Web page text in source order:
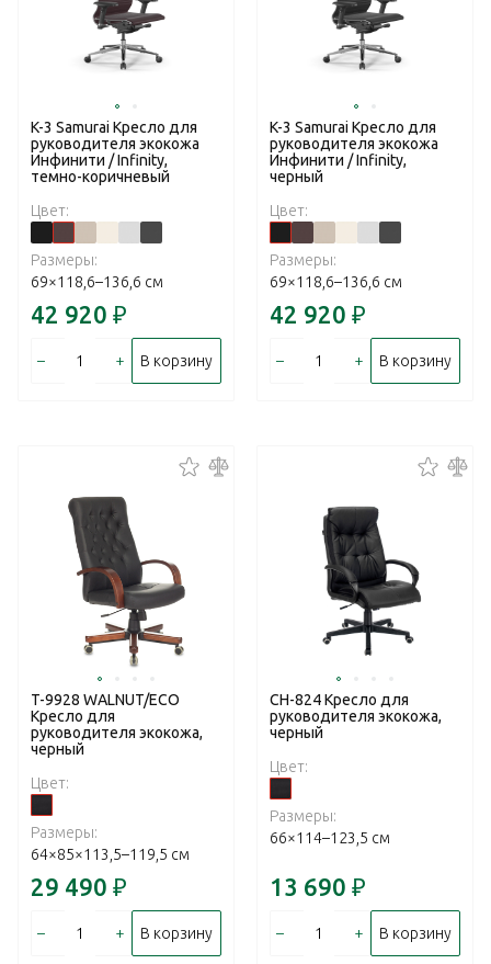
K-3 Samurai Кресло для
руководителя экокожа
Инфинити / Infinity,
темно-коричневый
Цвет:
Размеры:
69×118,6–136,6 см
42 920 ₽
– + В корзину
K-3 Samurai Кресло для
руководителя экокожа
Инфинити / Infinity,
черный
Цвет:
Размеры:
69×118,6–136,6 см
42 920 ₽
– + В корзину
T-9928 WALNUT/ECO
Кресло для
руководителя экокожа,
черный
Цвет:
Размеры:
64×85×113,5–119,5 см
29 490 ₽
– + В корзину
CH-824 Кресло для
руководителя экокожа,
черный
Цвет:
Размеры:
66×114–123,5 см
13 690 ₽
– + В корзину